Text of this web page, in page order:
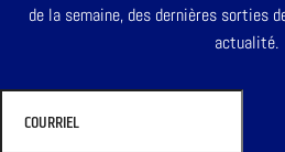
de la semaine, des dernières sorties
actualité.